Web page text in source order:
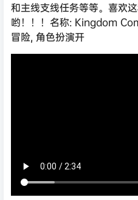
和主线支线任务等等。喜欢
哟！！！名称: Kingdom
冒险, 角色扮演开